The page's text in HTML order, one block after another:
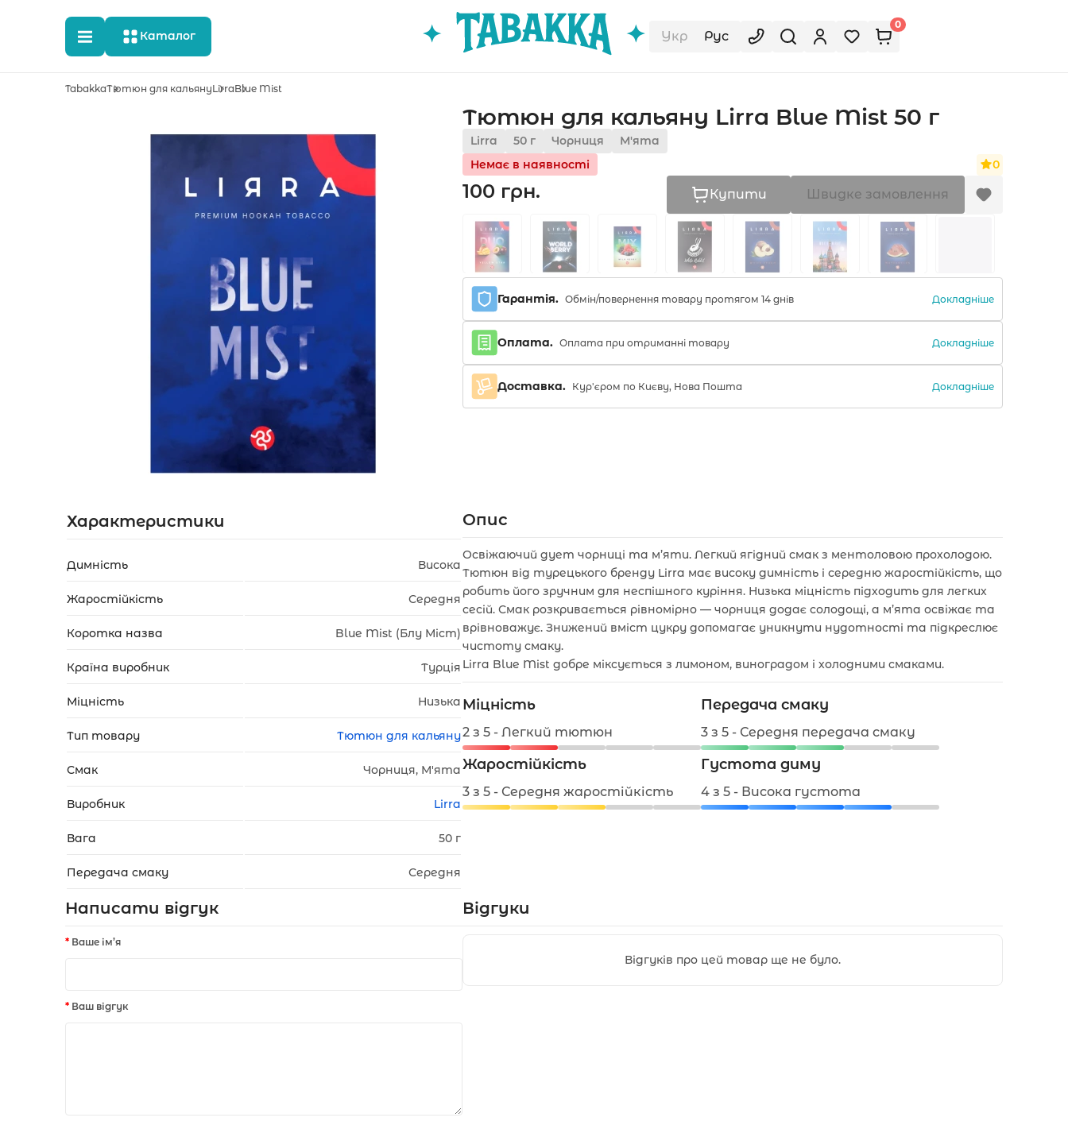
Каталог Укр Рус
0
Рус
TabakkaТютюн для кальянуLirraBlue Mist
Тютюн для кальяну Lirra Blue Mist 50 г
Lirra 50 г Чорниця
М'ята
Немає в наявності
0
100 грн. Купити Швидке замовлення
Гарантія. Обмін/повернення товару протягом 14 днів Докладніше
Оплата. Оплата при отриманні товару Докладніше
Доставка. Кур'єром по Києву, Нова Пошта Докладніше
Характеристики
Димність Висока
Жаростійкість Середня
Коротка назва Blue Mist (Блу Міст)
Країна виробник Турція
Міцність Низька
Тип товару Тютюн для кальяну
Смак Чорниця, М'ята
Виробник Lirra
Вага 50 г
Передача смаку Середня
Опис
Освіжаючий дует чорниці та м’яти. Легкий ягідний смак з ментоловою прохолодою.
Тютюн від турецького бренду Lirra має високу димність і середню жаростійкість, що
робить його зручним для неспішного куріння. Низька міцність підходить для легких
сесій. Смак розкривається рівномірно — чорниця додає солодощі, а м’ята освіжає та
врівноважує. Знижений вміст цукру допомагає уникнути нудотності та підкреслює
чистоту смаку.
Lirra Blue Mist добре міксується з лимоном, виноградом і холодними смаками.
Міцність
2 з 5 - Легкий тютюн
Передача смаку
3 з 5 - Середня передача смаку
Жаростійкість
3 з 5 - Середня жаростійкість
Густота диму
4 з 5 - Висока густота
Написати відгук
Ваше ім’я
Ваш відгук
Відгуки
Відгуків про цей товар ще не було.